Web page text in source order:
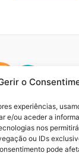
o
experiências,
e/ou aceder a
nos
ou IDs
pode